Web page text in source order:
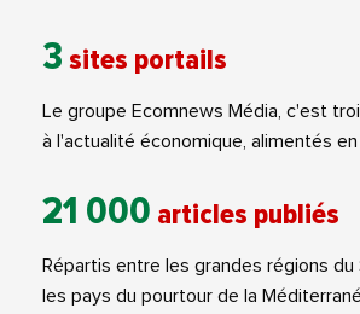
3 sites portails
Le groupe Ecomnews Média, c'est
à l'actualité économique, alimentés
21 000 articles publiés
Répartis entre les grandes régions du
les pays du pourtour de la